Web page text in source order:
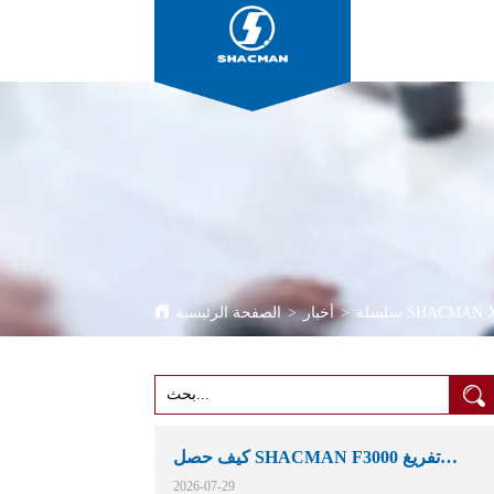
الصفحة الرئيسية > أخبار >
كيف حصل SHACMAN F3000 تفريغ
الشاحنات مكانهم في التعدين الأفريقية
2026-07-29